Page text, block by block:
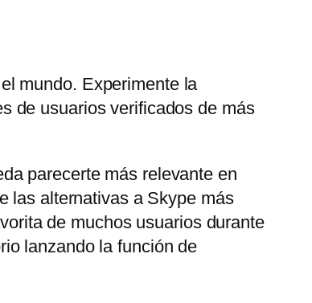
mundo. Experimente la
de usuarios verificados de más
parecerte más relevante en
las alternativas a Skype más
de muchos usuarios durante
lanzando la función de